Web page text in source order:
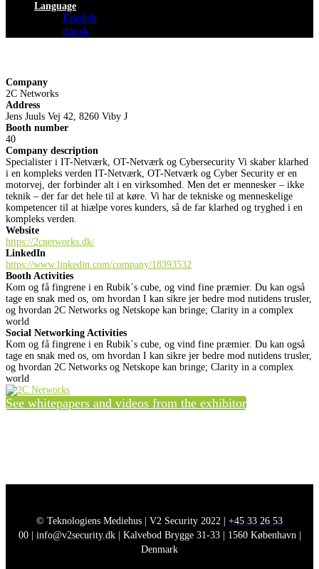
Language
English
dansk
Company
2C Networks
Address
Jens Juuls Vej 42, 8260 Viby J
Booth number
40
Company description
Specialister i IT-Netværk, OT-Netværk og Cybersecurity Vi skaber klarhed
i en kompleks verden IT-Netværk, OT-Netværk og Cyber Security er en
motorvej, der forbinder alt i en virksomhed. Men det er mennesker – ikke
teknik – der far det hele til at køre. Vi har de tekniske og menneskelige
kompetencer til at hiælpe vores kunders, så de far klarhed og tryghed i en
kompleks verden.
Website
https://2cnetworks.dk/
LinkedIn
https://www.linkedin.com/company/18393532
Booth Activities
Kom og få fingrene i en Rubik´s cube, og vind fine præmier. Du kan også
tage en snak med os, om hvordan I kan sikre jer bedre mod nutidens trusler,
og hvordan 2C Networks og Netskope kan bringe; Clarity in a complex
world
Social Networking Activities
Kom og få fingrene i en Rubik´s cube, og vind fine præmier. Du kan også
tage en snak med os, om hvordan I kan sikre jer bedre mod nutidens trusler,
og hvordan 2C Networks og Netskope kan bringe; Clarity in a complex
world
See whitepapers and videos from the exhibitor
© Teknologiens Mediehus | V2 Security 2022 | +45 33 26 53
00| info@v2security.dk| Kalvebod Brygge 31-33 | 1560 København |
Denmark